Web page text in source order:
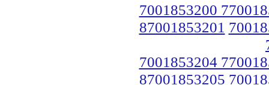
7001853200
87001853201
7001853204
87001853205